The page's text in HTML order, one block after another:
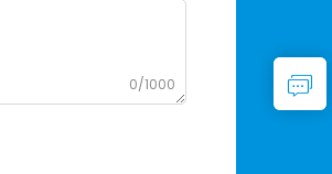
0/1000